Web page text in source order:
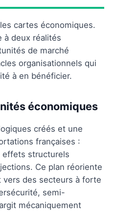
cartes économiques.
à deux réalités
de marché
organisationnels qui
à en bénéficier.
économiques
créés et une
françaises :
effets structurels
Ce plan réoriente
des secteurs à forte
semi-
mécaniquement